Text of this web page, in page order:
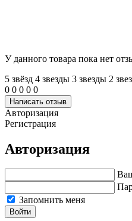
У данного товара пока нет
5 звёзд 4 звeзды 3 звeзды 2
0 0 0 0 0
Написать отзыв
Авторизация
Регистрация
Авторизация
Запомнить меня
Войти